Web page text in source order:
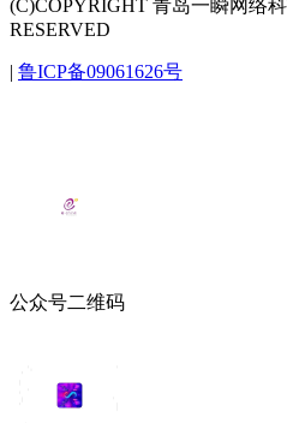
(C)COPYRIGHT 青岛一瞬网络
RESERVED
| 鲁ICP备09061626号
公众号二维码